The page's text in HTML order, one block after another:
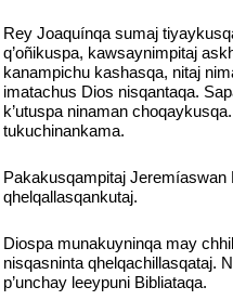
Rey Joaquínqa sumaj
q’oñikuspa, kawsaynimpitaj
kanampichu kashasqa, nitaj
imatachus Dios nisqantaqa.
k’utuspa ninaman
tukuchinankama.
Pakakusqampitaj Jeremíaswan
qhelqallasqankutaj.
Diospa munakuyninqa may
nisqasninta qhelqachillasqataj.
p’unchay leeypuni Bibliataqa.